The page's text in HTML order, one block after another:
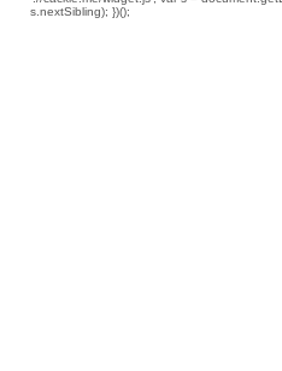
s.nextSibling); })();